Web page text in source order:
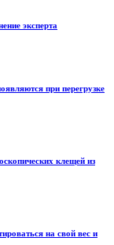
эксперта
при перегрузке
клещей из
на свой вес и